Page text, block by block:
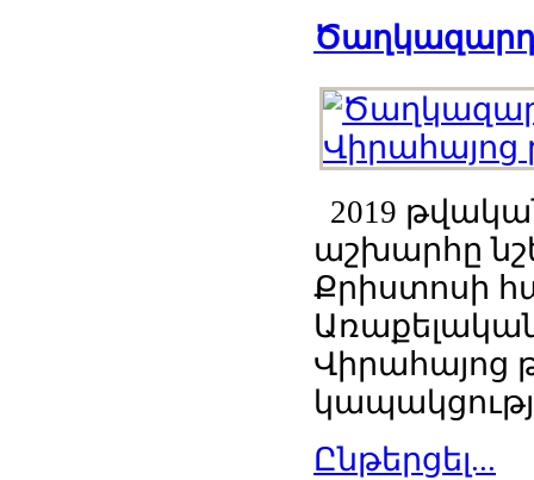
2019
աշխարհը
Քրիստոսի
Վիրահայոց
Ընթերցել...